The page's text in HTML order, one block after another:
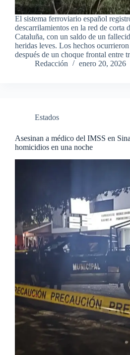
El sistema ferroviario español
descarrilamientos en la red de corta
Cataluña, con un saldo de un
heridas leves. Los hechos
después de un choque frontal entre
Redacción
enero 20, 2026
Estados
Asesinan a médico del IMSS en
homicidios en una noche